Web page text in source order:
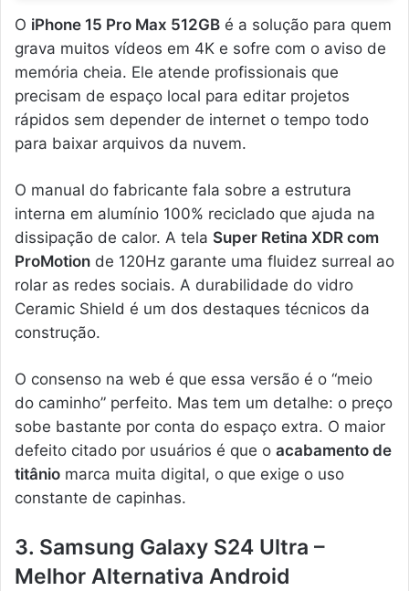
O iPhone 15 Pro Max 512GB é a solução para quem
grava muitos vídeos em 4K e sofre com o aviso de
memória cheia. Ele atende profissionais que
precisam de espaço local para editar projetos
rápidos sem depender de internet o tempo todo
para baixar arquivos da nuvem.
O manual do fabricante fala sobre a estrutura
interna em alumínio 100% reciclado que ajuda na
dissipação de calor. A tela Super Retina XDR com
ProMotion de 120Hz garante uma fluidez surreal ao
rolar as redes sociais. A durabilidade do vidro
Ceramic Shield é um dos destaques técnicos da
construção.
O consenso na web é que essa versão é o “meio
do caminho” perfeito. Mas tem um detalhe: o preço
sobe bastante por conta do espaço extra. O maior
defeito citado por usuários é que o acabamento de
titânio marca muita digital, o que exige o uso
constante de capinhas.
3. Samsung Galaxy S24 Ultra –
Melhor Alternativa Android